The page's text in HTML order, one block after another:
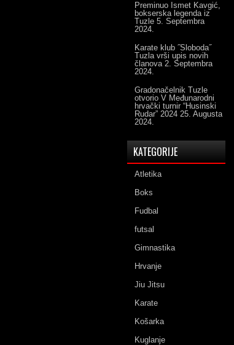
Preminuo Ismet Kavgić,
bokserska legenda iz
Tuzle 5. Septembra
2024.
Karate klub ˝Sloboda˝
Tuzla vrši upis novih
članova 2. Septembra
2024.
Gradonačelnik Tuzle
otvorio V Međunarodni
hrvački turnir “Husinski
Rudar” 2024 25. Augusta
2024.
KATEGORIJE
Atletika
Boks
Fudbal
futsal
Gimnastika
Hrvanje
Jiu Jitsu
Karate
Košarka
Kuglanje